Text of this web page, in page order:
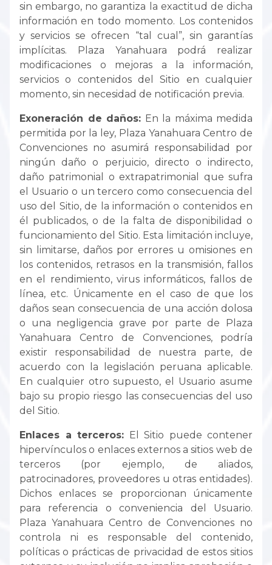
sin embargo, no garantiza la exactitud de dicha
información en todo momento. Los contenidos
y servicios se ofrecen “tal cual”, sin garantías
implícitas. Plaza Yanahuara podrá realizar
modificaciones o mejoras a la información,
servicios o contenidos del Sitio en cualquier
momento, sin necesidad de notificación previa.
Exoneración de daños: En la máxima medida
permitida por la ley, Plaza Yanahuara Centro de
Convenciones no asumirá responsabilidad por
ningún daño o perjuicio, directo o indirecto,
daño patrimonial o extrapatrimonial que sufra
el Usuario o un tercero como consecuencia del
uso del Sitio, de la información o contenidos en
él publicados, o de la falta de disponibilidad o
funcionamiento del Sitio. Esta limitación incluye,
sin limitarse, daños por errores u omisiones en
los contenidos, retrasos en la transmisión, fallos
en el rendimiento, virus informáticos, fallos de
línea, etc. Únicamente en el caso de que los
daños sean consecuencia de una acción dolosa
o una negligencia grave por parte de Plaza
Yanahuara Centro de Convenciones, podría
existir responsabilidad de nuestra parte, de
acuerdo con la legislación peruana aplicable.
En cualquier otro supuesto, el Usuario asume
bajo su propio riesgo las consecuencias del uso
del Sitio.
Enlaces a terceros: El Sitio puede contener
hipervínculos o enlaces externos a sitios web de
terceros (por ejemplo, de aliados,
patrocinadores, proveedores u otras entidades).
Dichos enlaces se proporcionan únicamente
para referencia o conveniencia del Usuario.
Plaza Yanahuara Centro de Convenciones no
controla ni es responsable del contenido,
políticas o prácticas de privacidad de estos sitios